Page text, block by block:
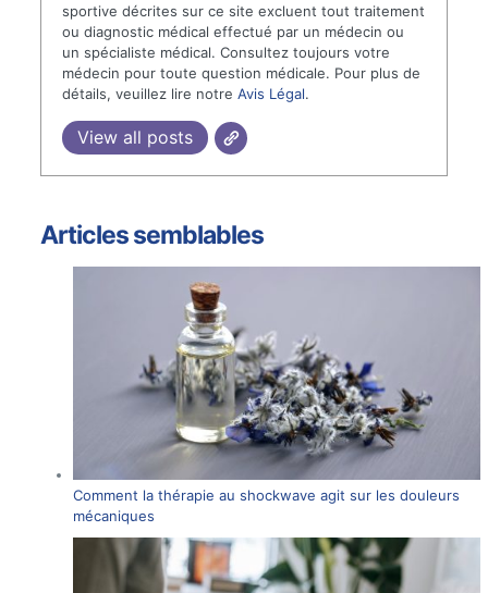
sportive décrites sur ce site excluent tout traitement
ou diagnostic médical effectué par un médecin ou
un spécialiste médical. Consultez toujours votre
médecin pour toute question médicale. Pour plus de
détails, veuillez lire notreAvis Légal.
View all posts
Articles semblables
Comment la thérapie au shockwave agit sur les douleurs
mécaniques